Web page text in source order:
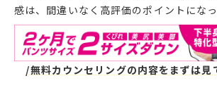
感は、間違いなく高評価のポイントになっ
/無料カウンセリングの内容をまずは見